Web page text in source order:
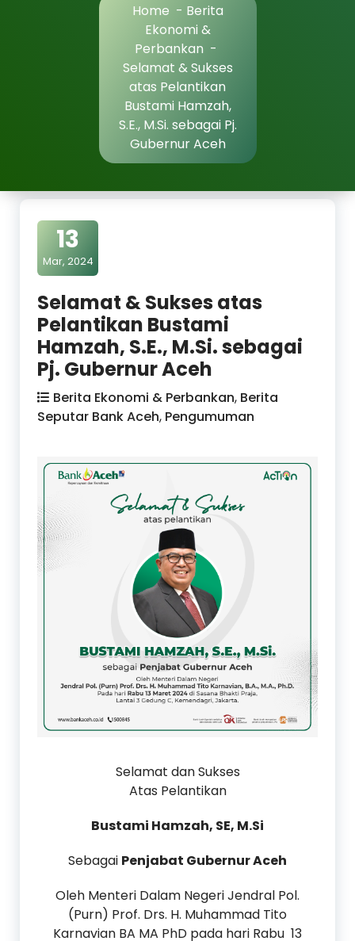
Home - Berita
Ekonomi &
Perbankan -
Selamat & Sukses
atas Pelantikan
Bustami Hamzah,
S.E., M.Si. sebagai Pj.
Gubernur Aceh
13
Mar, 2024
Selamat & Sukses atas
Pelantikan Bustami
Hamzah, S.E., M.Si. sebagai
Pj. Gubernur Aceh
Berita Ekonomi & Perbankan, Berita
Seputar Bank Aceh, Pengumuman
Selamat dan Sukses
Atas Pelantikan
Bustami Hamzah, SE, M.Si
Sebagai Penjabat Gubernur Aceh
Oleh Menteri Dalam Negeri Jendral Pol.
(Purn) Prof. Drs. H. Muhammad Tito
Karnavian BA MA PhD pada hari Rabu 13